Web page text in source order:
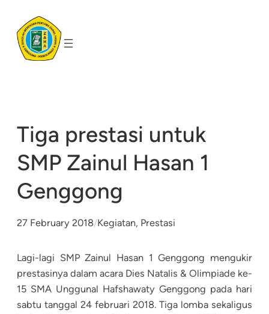
content
Tiga prestasi untuk
SMP Zainul Hasan 1
Genggong
27 February 2018/Kegiatan, Prestasi
Lagi-lagi SMP Zainul Hasan 1 Genggong mengukir
prestasinya dalam acara Dies Natalis & Olimpiade ke-
15 SMA Unggunal Hafshawaty Genggong pada hari
sabtu tanggal 24 februari 2018. Tiga lomba sekaligus